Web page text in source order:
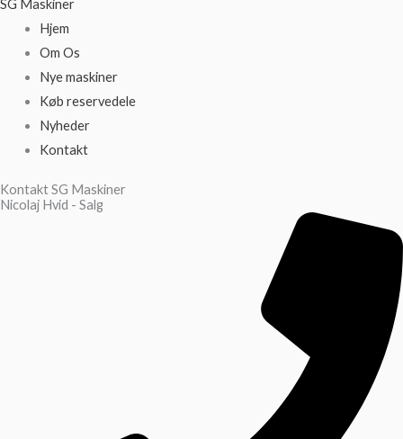
SG Maskiner
Hjem
Om Os
Nye maskiner
Køb reservedele
Nyheder
Kontakt
Kontakt SG Maskiner
Nicolaj Hvid - Salg